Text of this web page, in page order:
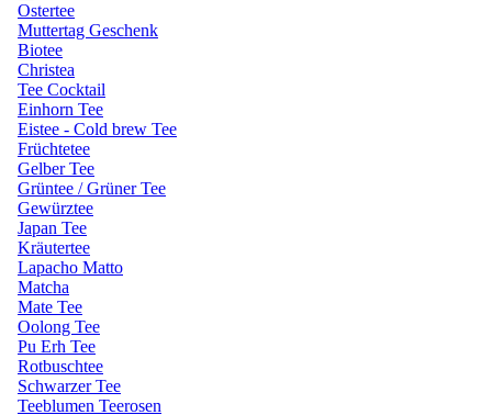
Ostertee
Muttertag Geschenk
Biotee
Christea
Tee Cocktail
Einhorn Tee
Eistee - Cold brew Tee
Früchtetee
Gelber Tee
Grüntee / Grüner Tee
Gewürztee
Japan Tee
Kräutertee
Lapacho Matto
Matcha
Mate Tee
Oolong Tee
Pu Erh Tee
Rotbuschtee
Schwarzer Tee
Teeblumen Teerosen